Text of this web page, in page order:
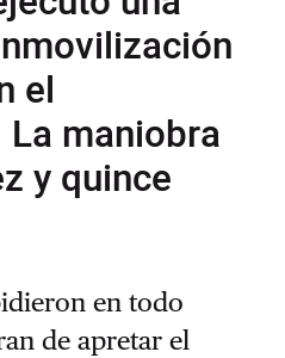
el
maniobra
y quince
en todo
de apretar el